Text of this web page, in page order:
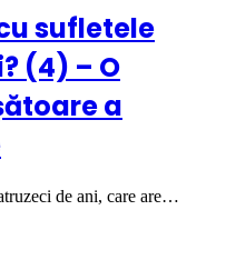
sufletele
(4) – O
a
de ani, care are…